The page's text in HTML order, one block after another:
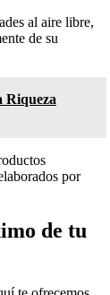
al aire libre,
de su
Riqueza
por
de tu